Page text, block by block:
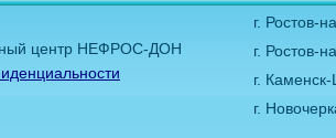
центр НЕФРОС-ДОН
г. Ростов-
г. Ростов-
г.
г.